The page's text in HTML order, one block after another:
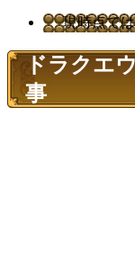
現時点で
ドラクエ
事